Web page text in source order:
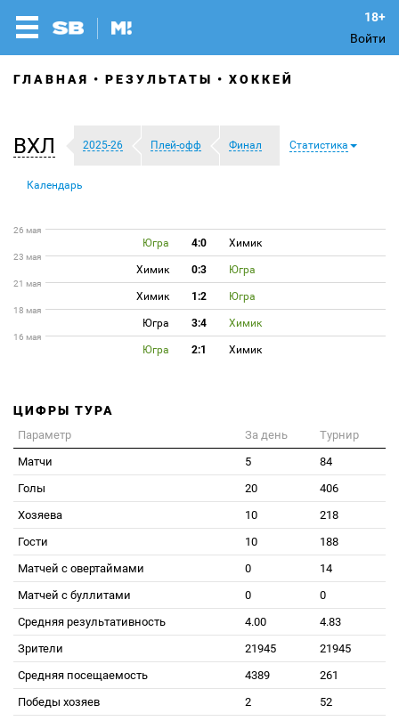
Войти
ГЛАВНАЯ РЕЗУЛЬТАТЫ ХОККЕЙ
ВХЛ 2025-26 Плей-офф Финал Статистика
Календарь
26 мая
Югра 4:0 Химик
23 мая
Химик 0:3 Югра
21 мая
Химик 1:2 Югра
18 мая
Югра 3:4 Химик
16 мая
Югра 2:1 Химик
ЦИФРЫ ТУРА
Параметр За день
Турнир
Матчи
5
84
Голы
20
406
Хозяева
10
218
Гости
10
188
Матчей с овертаймами
0
14
Матчей с буллитами
0
0
Средняя результативность
4.00
4.83
Зрители
21945
21945
Средняя посещаемость
4389
261
Победы хозяев
2
52